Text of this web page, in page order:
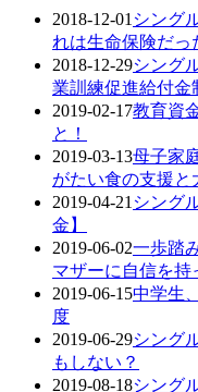
2018-12-01 シング
れは生命保険だっ
2018-12-29シング
業訓練促進給付金
2019-02-17教育資
と！
2019-03-13母子家
がたい食の支援と
2019-04-21 シング
金】
2019-06-02一歩踏
マザーに自信を持
2019-06-15中学生
度
2019-06-29シング
もしない？
2019-08-18シング